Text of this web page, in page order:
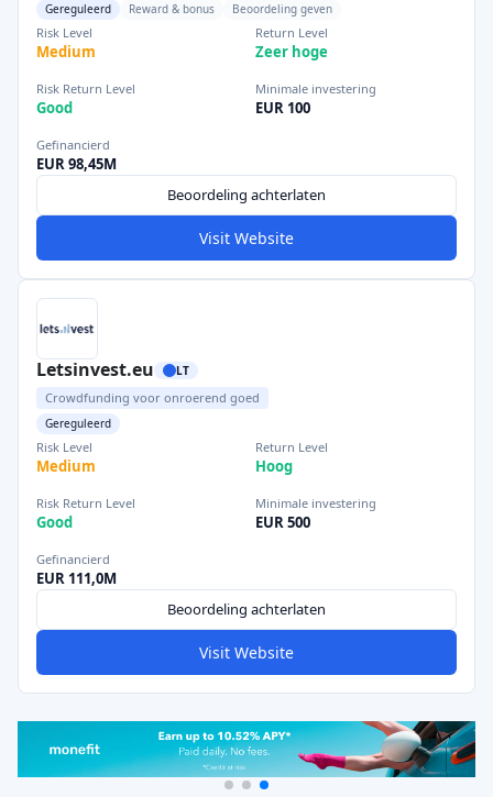
Gereguleerd Reward & bonus Beoordeling geven
Risk Level
Medium
Return Level
Zeer hoge
Risk Return Level
Good
Minimale investering
EUR 100
Gefinancierd
EUR 98,45M
Beoordeling achterlaten
Visit Website
Letsinvest.eu LT
Crowdfunding voor onroerend goed
Gereguleerd
Risk Level
Medium
Return Level
Hoog
Risk Return Level
Good
Minimale investering
EUR 500
Gefinancierd
EUR 111,0M
Beoordeling achterlaten
Visit Website